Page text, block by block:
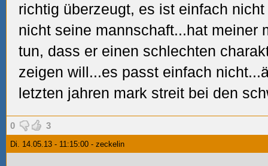
richtig überzeugt, es ist einfach
nicht seine mannschaft...hat meiner
tun, dass er einen schlechten
zeigen will...es passt einfach
letzten jahren mark streit bei den
0 3
Di. 14.05.13 - 11:15:00 - zeckelin